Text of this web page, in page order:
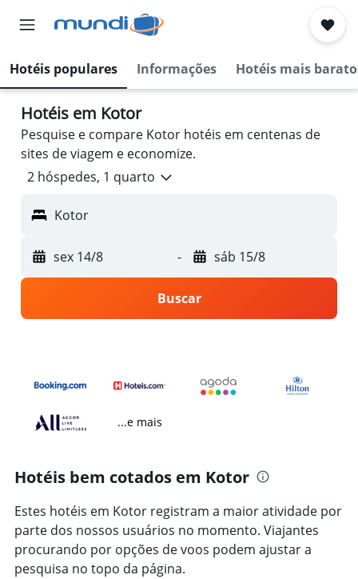
Hotéis populares Informações Hotéis mais
Hotéis em Kotor
Pesquise e compare Kotor hotéis em centenas de
sites de viagem e economize.
2 hóspedes, 1 quarto
Kotor
sex 14/8 - sáb 15/8
Buscar
...e mais
Hotéis bem cotados em Kotor
Estes hotéis em Kotor registram a maior atividade por
parte dos nossos usuários no momento. Viajantes
procurando por opções de voos podem ajustar a
pesquisa no topo da página.